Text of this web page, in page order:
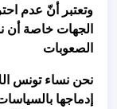
وتعتبر أنّ عدم
الجهات خاصة أن
الصعوبات
نحن نساء تونس
إدماجها بالسياسات